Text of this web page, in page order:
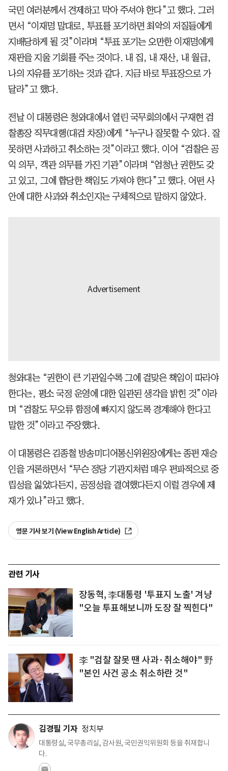
국민 여러분께서 견제하고 막아 주셔야 한다”고 했다. 그러
면서 “이재명 말대로, 투표를 포기하면 최악의 저질들에게
지배당하게 될 것”이라며 “투표 포기는 오만한 이재명에게
재판을 지울 기회를 주는 것이다. 내 집, 내 재산, 내 월급,
나의 자유를 포기하는 것과 같다. 지금 바로 투표장으로 가
달라”고 했다.
전날 이 대통령은 청와대에서 열린 국무회의에서 구재현 검
찰총장 직무대행(대검 차장)에게 “누구나 잘못할 수 있다. 잘
못하면 사과하고 취소하는 것”이라고 했다. 이어 “검찰은 공
익 의무, 객관 의무를 가진 기관”이라며 “엄청난 권한도 갖
고 있고, 그에 합당한 책임도 가져야 한다”고 했다. 어떤 사
안에 대한 사과와 취소인지는 구체적으로 말하지 않았다.
청와대는 “권한이 큰 기관일수록 그에 걸맞은 책임이 따라야
한다는, 평소 국정 운영에 대한 일관된 생각을 밝힌 것”이라
며 “검찰도 무오류 함정에 빠지지 않도록 경계해야 한다고
말한 것”이라고 주장했다.
이 대통령은 김종철 방송미디어통신위원장에게는 종편 재승
인을 거론하면서 “무슨 정당 기관지처럼 매우 편파적으로 중
립성을 잃었다든지, 공정성을 결여했다든지 이럴 경우에 제
재가 있나”라고 했다.
영문 기사 보기 (View English Article)
관련 기사
장동혁, 李대통령 '투표지 노출' 겨냥
"오늘 투표해보니까 도장 잘 찍힌다"
李 "검찰 잘못 땐 사과·취소해야" 野
"본인 사건 공소 취소하란 것"
김경필 기자 정치부
대통령실, 국무총리실, 감사원, 국민권익위원회 등을 취재합니
다.